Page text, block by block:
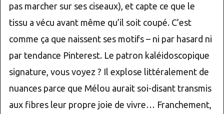
pas marcher sur ses ciseaux), et capte ce que le
tissu a vécu avant même qu’il soit coupé. C’est
comme ça que naissent ses motifs – ni par hasard ni
par tendance Pinterest. Le patron kaléidoscopique
signature, vous voyez ? Il explose littéralement de
nuances parce que Mélou aurait soi-disant transmis
aux fibres leur propre joie de vivre… Franchement,